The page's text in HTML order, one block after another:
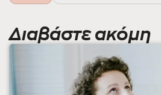
Διαβάστε ακόμη